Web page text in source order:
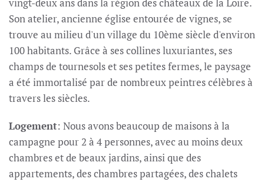
Son atelier, ancienne église entourée de vignes, se
trouve au milieu d'un village du 10ème siècle d'environ
100 habitants. Grâce à ses collines luxuriantes, ses
champs de tournesols et ses petites fermes, le paysage
a été immortalisé par de nombreux peintres célèbres à
travers les siècles.
Logement: Nous avons beaucoup de maisons à la
campagne pour 2 à 4 personnes, avec au moins deux
chambres et de beaux jardins, ainsi que des
appartements, des chambres partagées, des chalets